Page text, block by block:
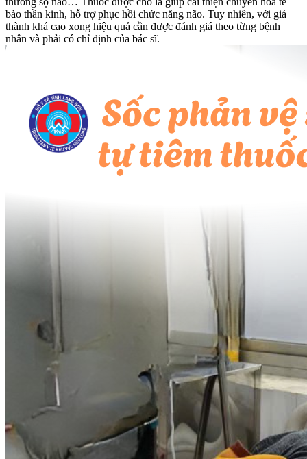
bào thần kinh, hỗ trợ phục hồi chức năng não. Tuy nhiên, với giá
thành khá cao xong hiệu quả cần được đánh giá theo từng bệnh
nhân và phải có chỉ định của bác sĩ.